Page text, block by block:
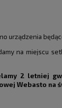
urządzenia
na miejscu
2 letniej
Webasto na